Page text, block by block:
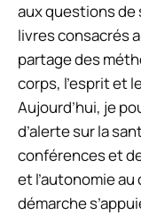
aux questions de
livres consacrés
partage des
corps, l’esprit et
Aujourd’hui, je
d’alerte sur la
conférences et
et l’autonomie
démarche